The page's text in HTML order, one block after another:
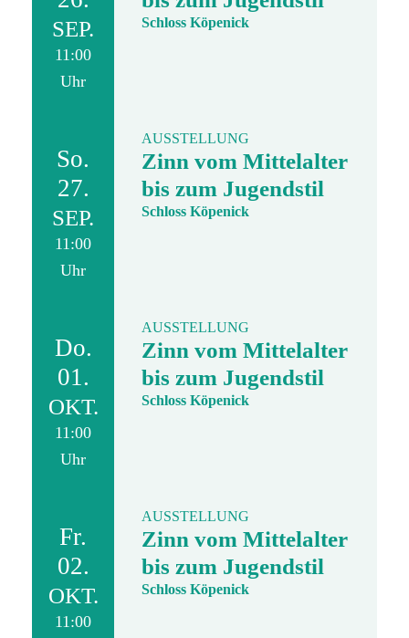
SEP.
11:00
Uhr
Schloss Köpenick
So.
27.
SEP.
11:00
Uhr
AUSSTELLUNG
Zinn vom Mittelalter
bis zum Jugendstil
Schloss Köpenick
Do.
01.
OKT.
11:00
Uhr
AUSSTELLUNG
Zinn vom Mittelalter
bis zum Jugendstil
Schloss Köpenick
Fr.
02.
OKT.
11:00
AUSSTELLUNG
Zinn vom Mittelalter
bis zum Jugendstil
Schloss Köpenick